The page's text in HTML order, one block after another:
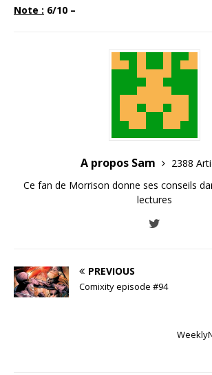
Note : 6/10 –
A propos Sam
2388
Ce fan de Morrison donne ses conseils
lectures
PREVIOUS
Comixity episode #94